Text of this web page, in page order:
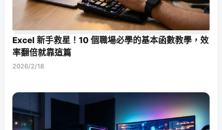
Excel 新手救星！10 個職場必學的基本函數教學，效
率翻倍就靠這篇
2026/2/18